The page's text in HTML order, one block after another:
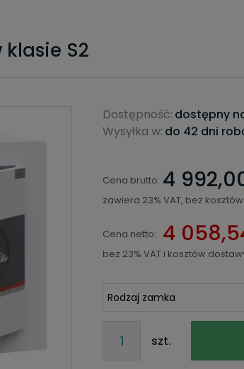
klasie S2
Dostępność: dostępny
Wysyłka w: do 42 dni
Cena brutto: 4
zawiera 23% VAT, bez
Cena netto: 4
bez 23% VAT i kosztów
szt.